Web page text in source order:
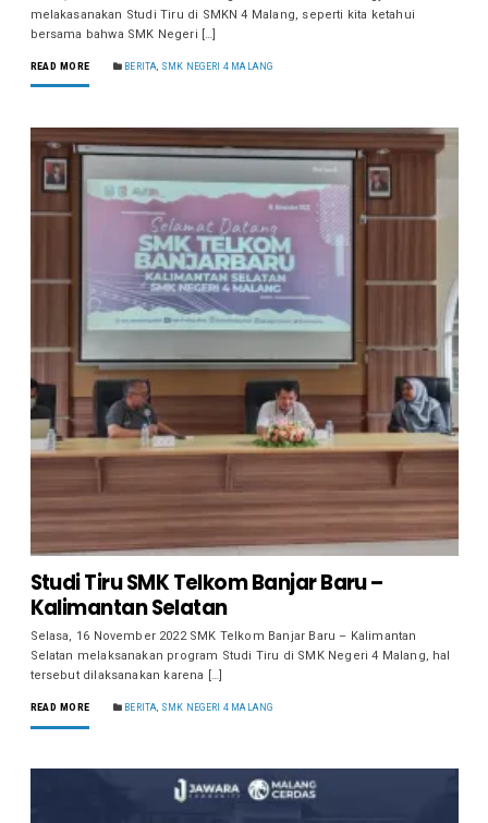
melakasanakan Studi Tiru di SMKN 4 Malang, seperti kita ketahui
bersama bahwa SMK Negeri […]
READ MORE BERITA, SMK NEGERI 4 MALANG
Studi Tiru SMK Telkom Banjar Baru –
Kalimantan Selatan
Selasa, 16 November 2022 SMK Telkom Banjar Baru – Kalimantan
Selatan melaksanakan program Studi Tiru di SMK Negeri 4 Malang, hal
tersebut dilaksanakan karena […]
READ MORE BERITA, SMK NEGERI 4 MALANG